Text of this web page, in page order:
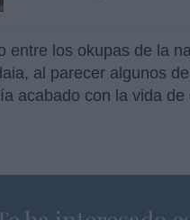
entre los okupas de la
al parecer algunos
acabado con la vida